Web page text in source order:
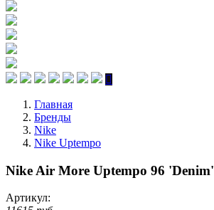
Главная
Бренды
Nike
Nike Uptempo
Nike Air More Uptempo 96 'Denim'
Артикул: